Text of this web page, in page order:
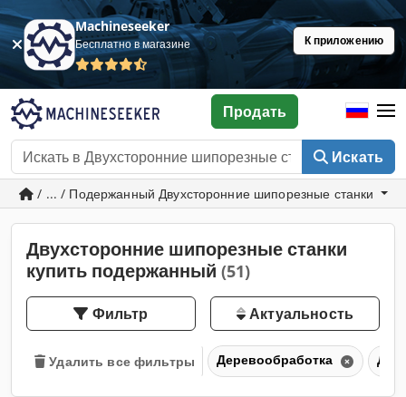
Machineseeker
Бесплатно в магазине К приложению
Искать
Продать
/ ... / Подержанный Двухсторонние шипорезные станки
Двухсторонние шипорезные станки
купить подержанный (51)
Фильтр Актуальность
Удалить все фильтры Деревообработка